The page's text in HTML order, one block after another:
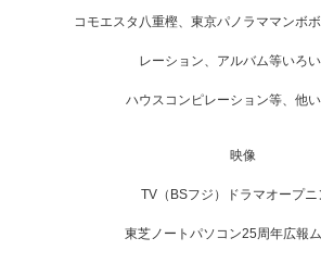
コモエスタ八重樫、東京パノラママンボ
レーション、アルバム等いろい
ハウスコンピレーション等、他
映像
TV（BSフジ）ドラマオープニ
東芝ノートパソコン25周年広報